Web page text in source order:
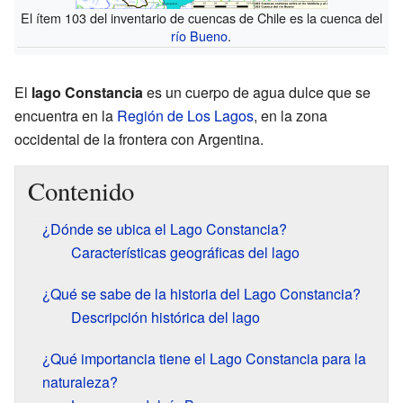
El ítem 103 del inventario de cuencas de Chile es la cuenca del
río Bueno.
El lago Constanciaes un cuerpo de agua dulce que se
encuentra en la Región de Los Lagos, en la zona
occidental de la frontera con Argentina.
Contenido
¿Dónde se ubica el Lago Constancia?
Características geográficas del lago
¿Qué se sabe de la historia del Lago Constancia?
Descripción histórica del lago
¿Qué importancia tiene el Lago Constancia para la
naturaleza?